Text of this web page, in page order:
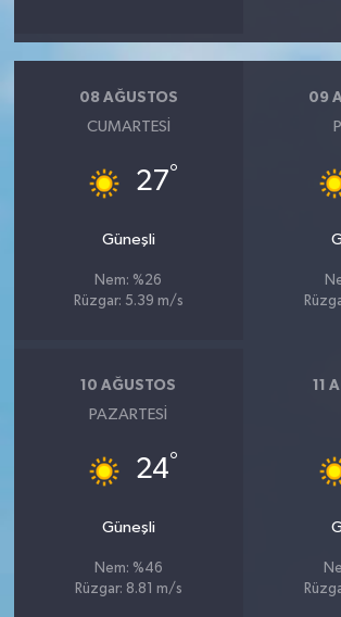
08 AĞUSTOS
CUMARTESI
27°
Güneşli
Nem: %26
Rüzgar: 5.39 m/s
09
10 AĞUSTOS
PAZARTESI
24°
Güneşli
Nem: %46
Rüzgar: 8.81 m/s
11